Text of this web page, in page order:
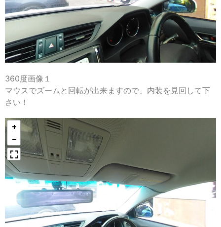
360度画像１
マウスでズームと回転が出来ますので、内装を見回して下
さい！